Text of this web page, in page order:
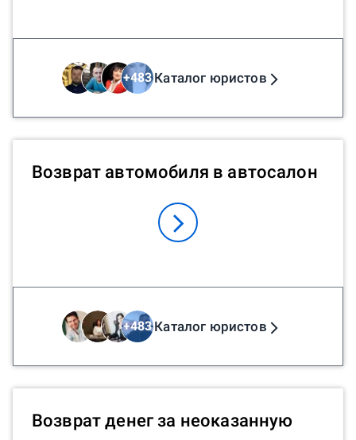
+483Каталог юристов
Возврат автомобиля в автосалон
+483Каталог юристов
Возврат денег за неоказанную